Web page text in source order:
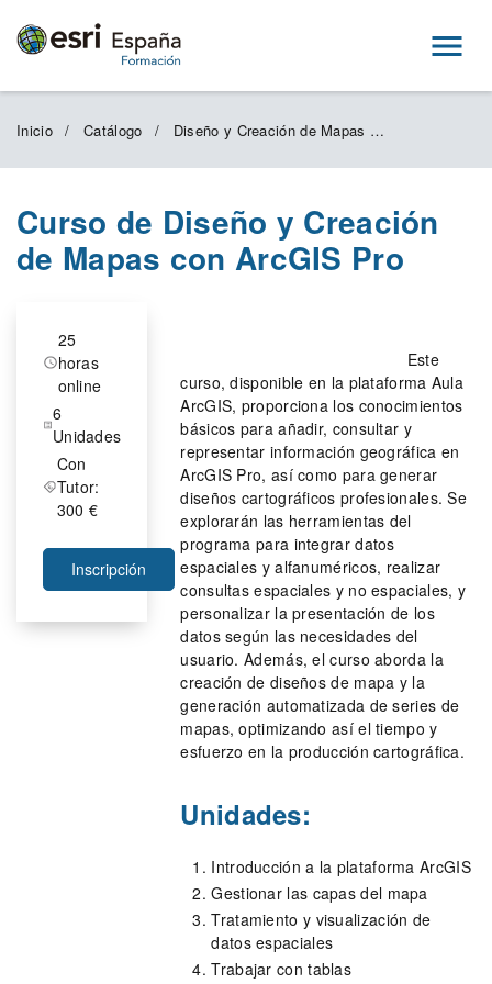
Menú
Inicio Catálogo Diseño y Creación de Mapas con ArcGIS Pro
Curso de Diseño y Creación
de Mapas con ArcGIS Pro
25
horas
online
6
Unidades
Con
Tutor:
300 €
Inscripción
Este
curso, disponible en la plataforma Aula
ArcGIS, proporciona los conocimientos
básicos para añadir, consultar y
representar información geográfica en
ArcGIS Pro, así como para generar
diseños cartográficos profesionales. Se
explorarán las herramientas del
programa para integrar datos
espaciales y alfanuméricos, realizar
consultas espaciales y no espaciales, y
personalizar la presentación de los
datos según las necesidades del
usuario. Además, el curso aborda la
creación de diseños de mapa y la
generación automatizada de series de
mapas, optimizando así el tiempo y
esfuerzo en la producción cartográfica.
Unidades:
Introducción a la plataforma ArcGIS
Gestionar las capas del mapa
Tratamiento y visualización de
datos espaciales
Trabajar con tablas